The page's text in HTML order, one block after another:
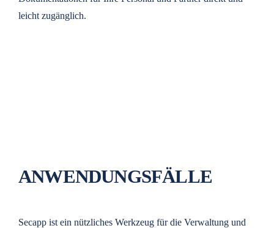
leicht zugänglich.
ANWENDUNGSFÄLLE
Secapp ist ein nützliches Werkzeug für die Verwaltung und